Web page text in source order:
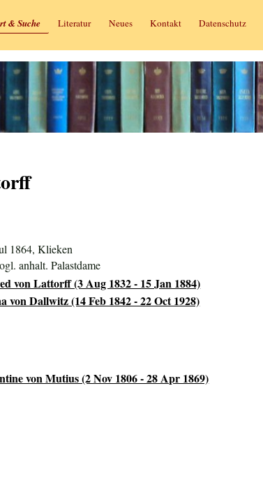
& Suche Literatur Neues Kontakt Datenschutz
1864, Klieken
anhalt. Palastdame
von Lattorff (3 Aug 1832 - 15 Jan 1884)
von Dallwitz (14 Feb 1842 - 22 Oct 1928)
von Mutius (2 Nov 1806 - 28 Apr 1869)